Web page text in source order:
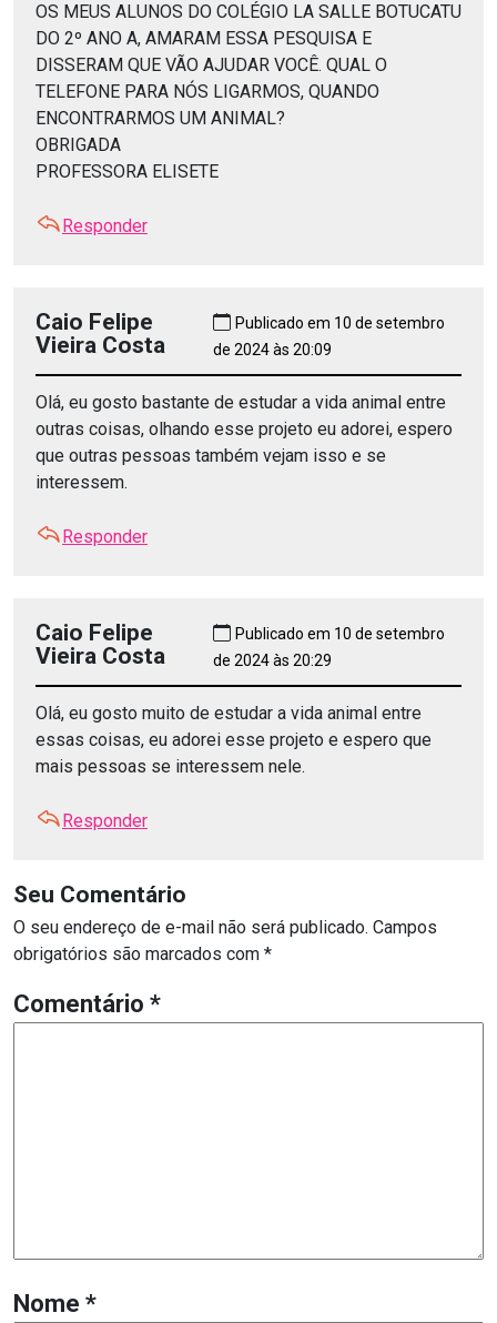
OS MEUS ALUNOS DO COLÉGIO LA SALLE BOTUCATU
DO 2º ANO A, AMARAM ESSA PESQUISA E
DISSERAM QUE VÃO AJUDAR VOCÊ. QUAL O
TELEFONE PARA NÓS LIGARMOS, QUANDO
ENCONTRARMOS UM ANIMAL?
OBRIGADA
PROFESSORA ELISETE
Responder
Caio Felipe
Vieira Costa
Publicado em 10 de setembro
de 2024 às 20:09
Olá, eu gosto bastante de estudar a vida animal entre
outras coisas, olhando esse projeto eu adorei, espero
que outras pessoas também vejam isso e se
interessem.
Responder
Caio Felipe
Vieira Costa
Publicado em 10 de setembro
de 2024 às 20:29
Olá, eu gosto muito de estudar a vida animal entre
essas coisas, eu adorei esse projeto e espero que
mais pessoas se interessem nele.
Responder
Seu Comentário
O seu endereço de e-mail não será publicado. Campos
obrigatórios são marcados com *
Comentário *
Nome *